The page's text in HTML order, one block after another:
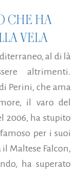
CHE HA
VELA
al di là
altrimenti.
Perini, che ama
il varo del
2006, ha stupito
per i suoi
Maltese Falcon,
ha superato